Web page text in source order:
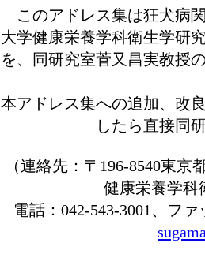
このアドレス集は狂犬病
大学健康栄養学科衛生学研
を、同研究室菅又昌実教授
本アドレス集への追加、改
したら直接同
（連絡先：〒196-8540東
健康栄養学科
電話：042-543-3001、フ